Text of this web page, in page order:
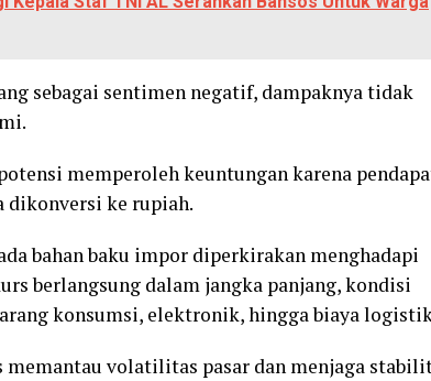
sebagai sentimen negatif, dampaknya tidak
memperoleh keuntungan karena
ke rupiah.
bahan baku impor diperkirakan menghadapi
berlangsung dalam jangka panjang, kondisi
konsumsi, elektronik, hingga biaya
volatilitas pasar dan menjaga